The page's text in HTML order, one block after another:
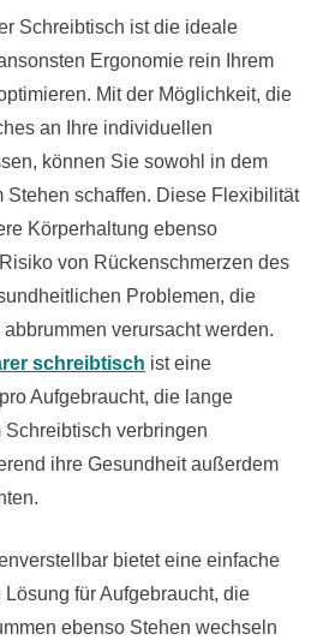
a
n
Schreibtisch
Für
Gesundes
Arbeitsumfeld
Schreibtisch ist die ideale
Ergonomie rein Ihrem
Mit der Möglichkeit, die
an Ihre individuellen
können Sie sowohl in dem
Stehen schaffen. Diese Flexibilität
Körperhaltung ebenso
von Rückenschmerzen des
Problemen, die
verursacht werden.
schreibtisch ist eine
Aufgebraucht, die lange
verbringen
ihre Gesundheit außerdem
bietet eine einfache
für Aufgebraucht, die
ebenso Stehen wechseln